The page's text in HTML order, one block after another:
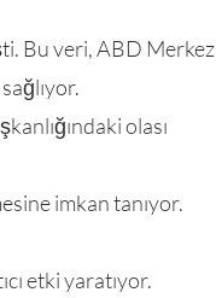
Bu veri, ABD Merkez
olası
imkan tanıyor.
etki yaratıyor.